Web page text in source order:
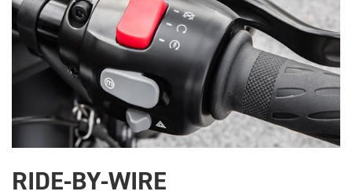
RIDE-BY-WIRE